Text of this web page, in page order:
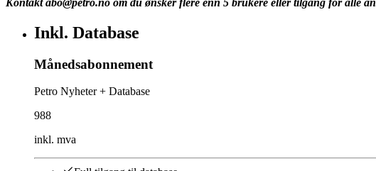
Inkl. Database
Månedsabonnement
Petro Nyheter + Database
988
inkl. mva